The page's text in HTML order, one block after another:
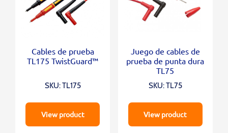
Cables de prueba
TL175 TwistGuard™
SKU: TL175
View product
Juego de cables de
prueba de punta dura
TL75
SKU: TL75
View product